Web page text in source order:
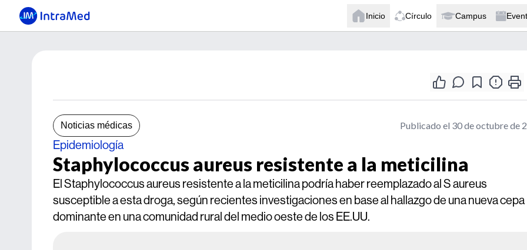
Inicio Círculo Campus
Noticias médicas Publicado el 30 de octubre de
Epidemiología
Staphylococcus aureus resistente a la meticilina
El Staphylococcus aureus resistente a la meticilina podría haber reemplazado al S aureus
susceptible a esta droga, según recientes investigaciones en base al hallazgo de una nueva cepa
dominante en una comunidad rural del medio oeste de los EE.UU.